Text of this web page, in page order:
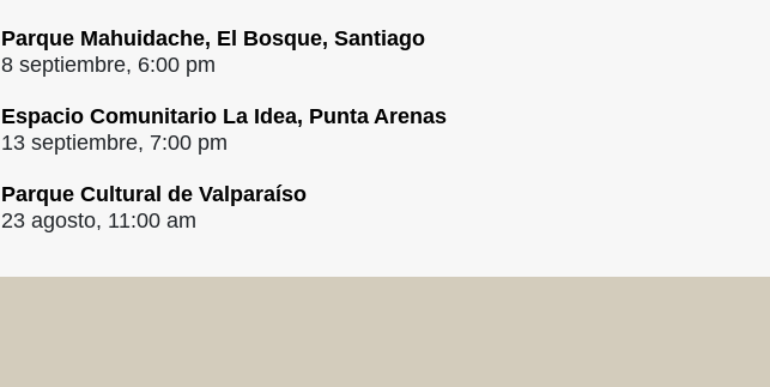
Parque Mahuidache, El Bosque, Santiago
8 septiembre, 6:00 pm
Espacio Comunitario La Idea, Punta Arenas
13 septiembre, 7:00 pm
Parque Cultural de Valparaíso
23 agosto, 11:00 am